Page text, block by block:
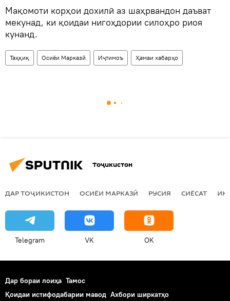
Мақомоти корҳои дохилӣ аз шаҳрвандон даъват
мекунад, ки қоидаи нигоҳдории силоҳро риоя
кунанд.
Таҳқиқ Осиёи Марказӣ Иҷтимоъ Ҳамаи хабарҳо
Тоҷикистон
ДАР ТОҶИКИСТОН ОСИЁИ МАРКАЗӢ РУСИЯ СИЁСАТ
Telegram VK OK
Дар бораи лоиҳа Тамос
Қоидаи истифодабарии мавод Ахбори ширкатҳо